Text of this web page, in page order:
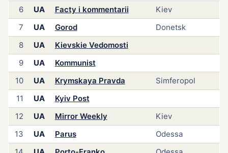
6 UA Facty i kommentarii
Kiev
7
UA Gorod
Donetsk
8
UA
Kievskie Vedomosti
9
UA
Kommunist
10
UA Krymskaya Pravda
Simferopol
11
UA
Kyiv Post
12
UA Mirror Weekly
Kiev
13
UA Parus
Odessa